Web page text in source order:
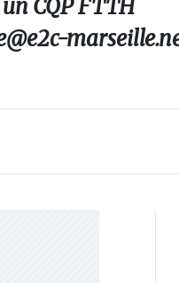
CQP FTTH